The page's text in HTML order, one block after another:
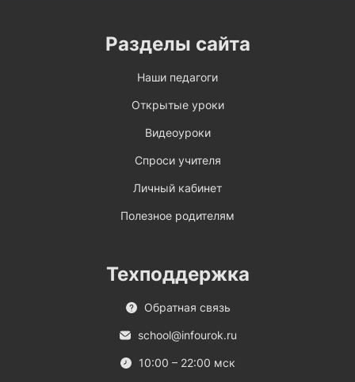
Разделы сайта
Наши педагоги
Открытые уроки
Видеоуроки
Спроси учителя
Личный кабинет
Полезное родителям
Техподдержка
Обратная связь
school@infourok.ru
10:00 – 22:00 мск